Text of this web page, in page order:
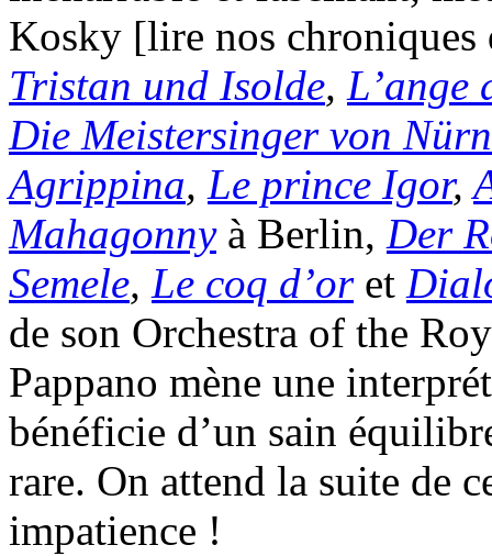
Kosky [lire nos
Tristan und Isolde, L’ange
Die Meistersinger von
Agrippina, Le prince Igor,
Mahagonny à Berlin, Der
Semele, Le coq d’oret
de son Orchestra of the
Pappano mène une
bénéficie d’un sain
rare. On attend la suite de
impatience !